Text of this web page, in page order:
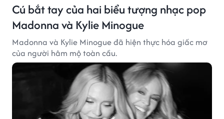
Cú bắt tay của hai biểu tượng nhạc pop
Madonna và Kylie Minogue
Madonna và Kylie Minogue đã hiện thực hóa giấc mơ
của người hâm mộ toàn cầu.